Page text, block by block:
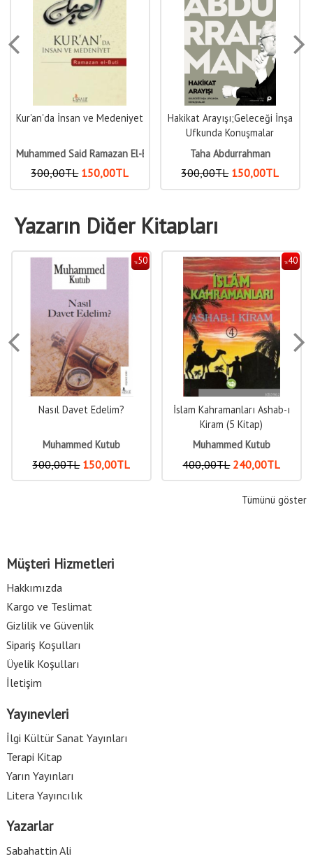
Hakikat Arayışı;Geleceği İnşa
Taha Abdurrahman
300,00TL 150,00TL
Nasıl Davet Edelim?
Muhammed Kutub
300,00TL 150,00TL
Yazarın Diğer Kitapları
%40
İslam Kahramanları Ashab-ı
Muhammed Kutub
400,00TL 240,00TL
%50
Kadının Özgürlüğü ve
Tesettür
Muhammed Kutub
4,00TL 2,00TL
Tümünü göster
Müşteri Hizmetleri
Hakkımızda
Kargo ve Teslimat
Gizlilik ve Güvenlik
Sipariş Koşulları
Üyelik Koşulları
İletişim
Yayınevleri
İlgi Kültür Sanat Yayınları
Terapi Kitap
Yarın Yayınları
Litera Yayıncılık
Yazarlar
Sabahattin Ali